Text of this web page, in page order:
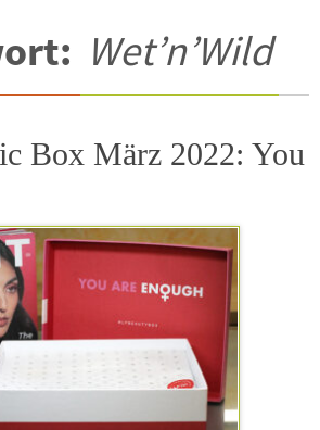
Wet’n’Wild
Box März 2022: You